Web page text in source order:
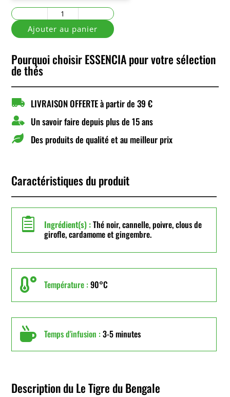
quantité
Le
du
Ajouter au panier
Pourquoi choisir ESSENCIA pour votre sélection
de thés
 LIVRAISON OFFERTE à partir de 39 €
 Un savoir faire depuis plus de 15 ans
 Des produits de qualité et au meilleur prix
Caractéristiques du produit
 Ingrédient(s) :Thé noir, cannelle, poivre, clous de
girofle, cardamome et gingembre.
 Température : 90°C
 Temps d'infusion : 3-5 minutes
Description du Le Tigre du Bengale